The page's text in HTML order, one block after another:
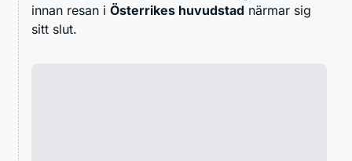
innan resan i Österrikes huvudstad närmar sig
sitt slut.